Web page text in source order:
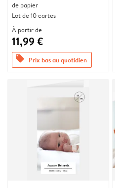
de papier
Lot de 10 cartes
À partir de
11,99 €
offers Prix bas au quotidien